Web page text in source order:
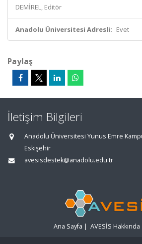
DEMİREL, Editör
Anadolu Üniversitesi Adresli: Evet
Paylaş
İletişim Bilgileri
Anadolu Üniversitesi Yunus Emre
Eskişehir
avesisdestek@anadolu.edu.tr
Ana Sayfa | AVESİS Hakkında